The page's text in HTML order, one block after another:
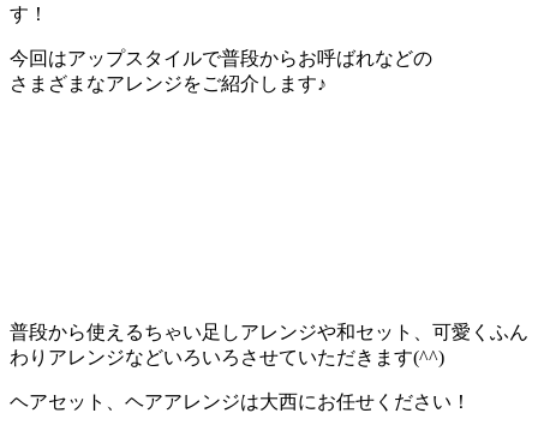
す！
今回はアップスタイルで普段からお呼ばれなどの
さまざまなアレンジをご紹介します♪
普段から使えるちゃい足しアレンジや和セット、可愛くふん
わりアレンジなどいろいろさせていただきます(^^)
ヘアセット、ヘアアレンジは大西にお任せください！